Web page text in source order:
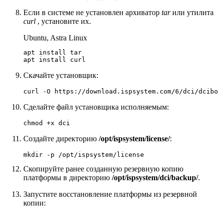
Если в системе не установлен архиватор tarили утилита
curl , установите их.
Ubuntu, Astra Linux
apt install tar
apt install curl
Скачайте установщик:
curl -O https://download.ispsystem.com/6/dci/
Сделайте файл установщика исполняемым:
chmod +x dci
Создайте директорию /opt/ispsystem/license/:
mkdir -p /opt/ispsystem/license
Скопируйте ранее созданную резервную копию
платформы в директорию /opt/ispsystem/dci/backup/.
Запустите восстановление платформы из резервной
копии: